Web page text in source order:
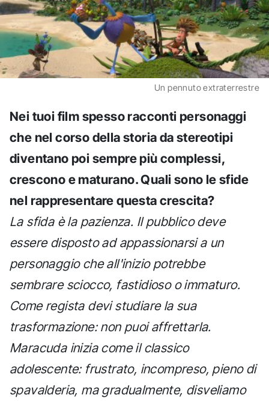
Un pennuto extraterrestre
Nei tuoi film spesso racconti personaggi
che nel corso della storia da stereotipi
diventano poi sempre più complessi,
crescono e maturano. Quali sono le sfide
nel rappresentare questa crescita?
La sfida è la pazienza. Il pubblico deve
essere disposto ad appassionarsi a un
personaggio che all'inizio potrebbe
sembrare sciocco, fastidioso o immaturo.
Come regista devi studiare la sua
trasformazione: non puoi affrettarla.
Maracuda inizia come il classico
adolescente: frustrato, incompreso, pieno di
spavalderia, ma gradualmente, disveliamo